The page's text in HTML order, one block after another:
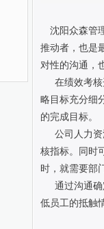
沈阳众森管
推动者，也是
对性的沟通，
在绩效考
略目标充分细
的完成目标。
公司人力
核指标。同时
时，就需要部
通过沟通
低员工的抵触